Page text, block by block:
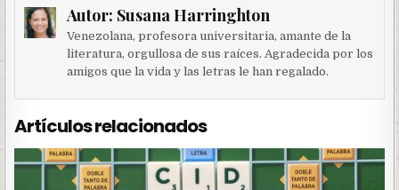
Autor: Susana Harringhton
Venezolana, profesora universitaria, amante de la
literatura, orgullosa de sus raíces. Agradecida por los
amigos que la vida y las letras le han regalado.
Artículos relacionados